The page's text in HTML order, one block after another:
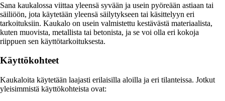
Sana kaukalossa viittaa yleensä syvään ja usein pyöreään astiaan tai
säiliöön, jota käytetään yleensä säilytykseen tai käsittelyyn eri
tarkoituksiin. Kaukalo on usein valmistettu kestävästä materiaalista,
kuten muovista, metallista tai betonista, ja se voi olla eri kokoja
riippuen sen käyttötarkoituksesta.
Käyttökohteet
Kaukaloita käytetään laajasti erilaisilla aloilla ja eri tilanteissa. Jotkut
yleisimmistä käyttökohteista ovat: